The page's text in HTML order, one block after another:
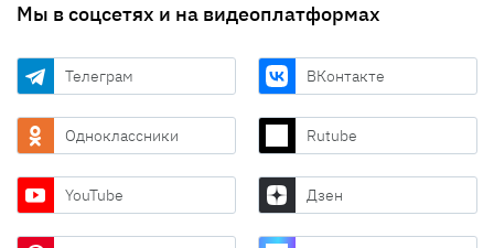
Мы в соцсетях и на видеоплатформах
Телеграм ВКонтакте
Одноклассники Rutube
YouTube Дзен